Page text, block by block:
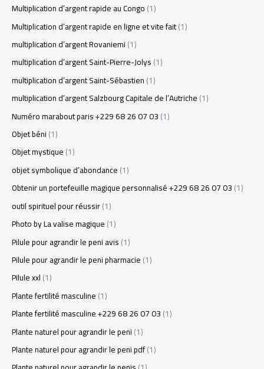
Multiplication d’argent rapide au Congo(1)
Multiplication d’argent rapide en ligne et vite fait(1)
multiplication d’argent Rovaniemi(1)
multiplication d’argent Saint-Pierre-Jolys(1)
multiplication d’argent Saint-Sébastien(1)
multiplication d’argent Salzbourg Capitale de l’Autriche(1)
Numéro marabout paris +229 68 26 07 03(1)
Objet béni(1)
Objet mystique(1)
objet symbolique d’abondance(1)
Obtenir un portefeuille magique personnalisé +229 68 26 07 03(1)
outil spirituel pour réussir(1)
Photo by La valise magique(1)
Pilule pour agrandir le peni avis(1)
Pilule pour agrandir le peni pharmacie(1)
Pilule xxl(1)
Plante fertilité masculine(1)
Plante fertilité masculine +229 68 26 07 03(1)
Plante naturel pour agrandir le peni(1)
Plante naturel pour agrandir le peni pdf(1)